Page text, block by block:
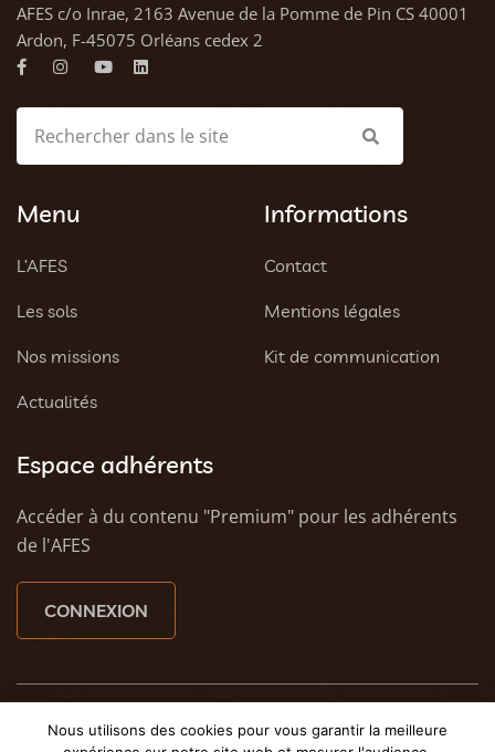
AFES c/o Inrae, 2163 Avenue de la Pomme de Pin CS 40001
Ardon, F-45075 Orléans cedex 2
Menu
L’AFES
Les sols
Nos missions
Actualités
Informations
Contact
Mentions légales
Kit de communication
Espace adhérents
Accéder à du contenu "Premium" pour les adhérents
de l'AFES
CONNEXION
© 2023 AFES - Tous droits réservés - Une créationTony
Nous utilisons des cookies pour vous garantir la meilleure